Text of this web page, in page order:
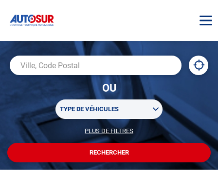
Code
Postal
À
,
OU
Sélectionner
un
plusieurs
recherche
TYPE DE VÉHICULES
PLUS DE FILTRES
POUR
PERSONNALISER
VOTRE
RECHERCHE
RECHERCHER
UN
CENTRE
AUTOSUR